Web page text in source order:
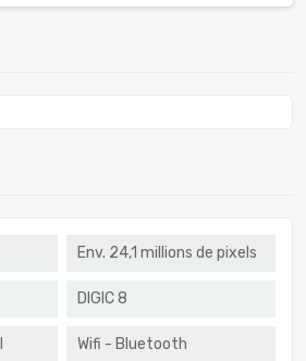
Env. 24,1 millions de pixels
DIGIC 8
Wifi - Bluetooth